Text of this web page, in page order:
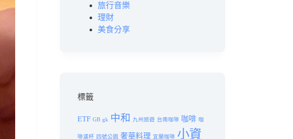
旅行音樂
理財
美食分享
標籤
ETF GB gk 中和 九州旅遊 台南咖啡 咖啡 咖
啡濾杯 四號公園 奢華料理 宜蘭咖啡 小資